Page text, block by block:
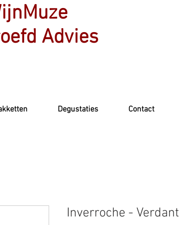
Advies
Degustaties Contact
Inverroche - Verdant